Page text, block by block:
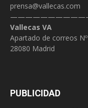
prensa@vallecas.com
Vallecas VA
Apartado de correos
28080 Madrid
PUBLICIDAD